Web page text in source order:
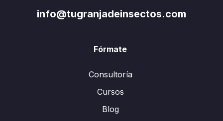
info@tugranjadeinsectos.com
Fórmate
Consultoría
Cursos
Blog